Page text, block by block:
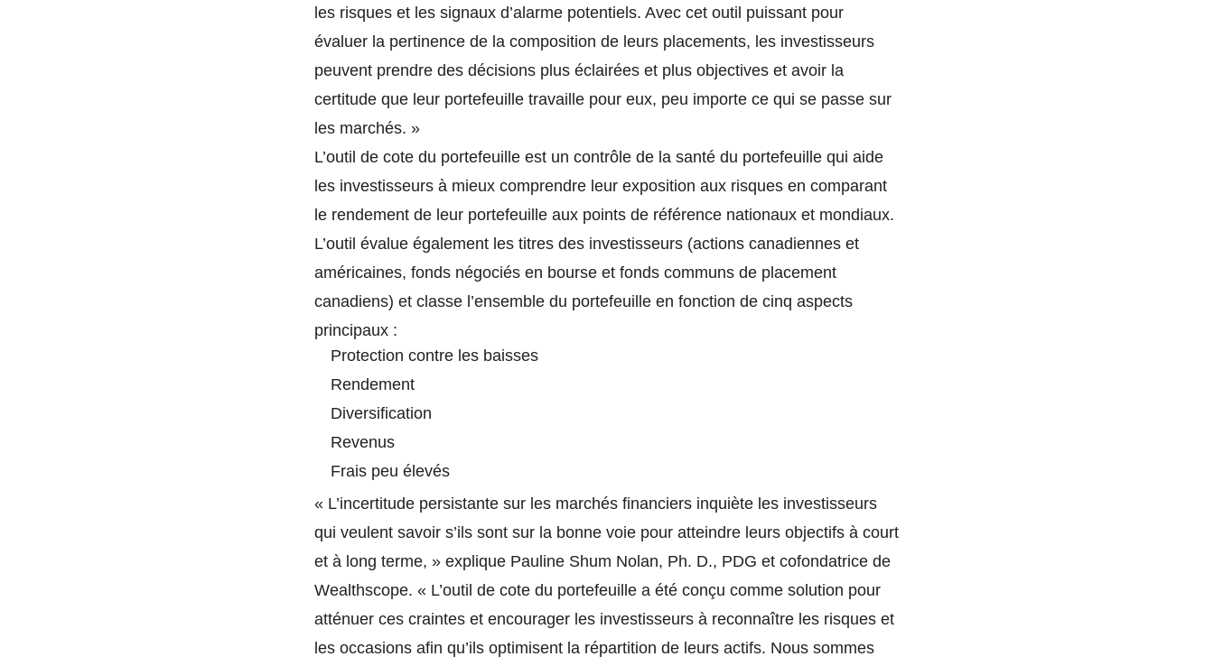
les risques et les signaux d’alarme potentiels. Avec cet outil puissant pour
évaluer la pertinence de la composition de leurs placements, les investisseurs
peuvent prendre des décisions plus éclairées et plus objectives et avoir la
certitude que leur portefeuille travaille pour eux, peu importe ce qui se passe sur
les marchés. »
L’outil de cote du portefeuille est un contrôle de la santé du portefeuille qui aide
les investisseurs à mieux comprendre leur exposition aux risques en comparant
le rendement de leur portefeuille aux points de référence nationaux et mondiaux.
L’outil évalue également les titres des investisseurs (actions canadiennes et
américaines, fonds négociés en bourse et fonds communs de placement
canadiens) et classe l’ensemble du portefeuille en fonction de cinq aspects
principaux :
Protection contre les baisses
Rendement
Diversification
Revenus
Frais peu élevés
« L’incertitude persistante sur les marchés financiers inquiète les investisseurs
qui veulent savoir s’ils sont sur la bonne voie pour atteindre leurs objectifs à court
et à long terme, » explique Pauline Shum Nolan, Ph. D., PDG et cofondatrice de
Wealthscope. « L’outil de cote du portefeuille a été conçu comme solution pour
atténuer ces craintes et encourager les investisseurs à reconnaître les risques et
les occasions afin qu’ils optimisent la répartition de leurs actifs. Nous sommes